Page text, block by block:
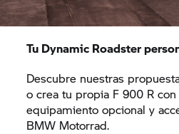
Tu Dynamic Roadster
Descubre nuestras
o crea tu propia F 900 R
equipamiento opcional y
BMW Motorrad.